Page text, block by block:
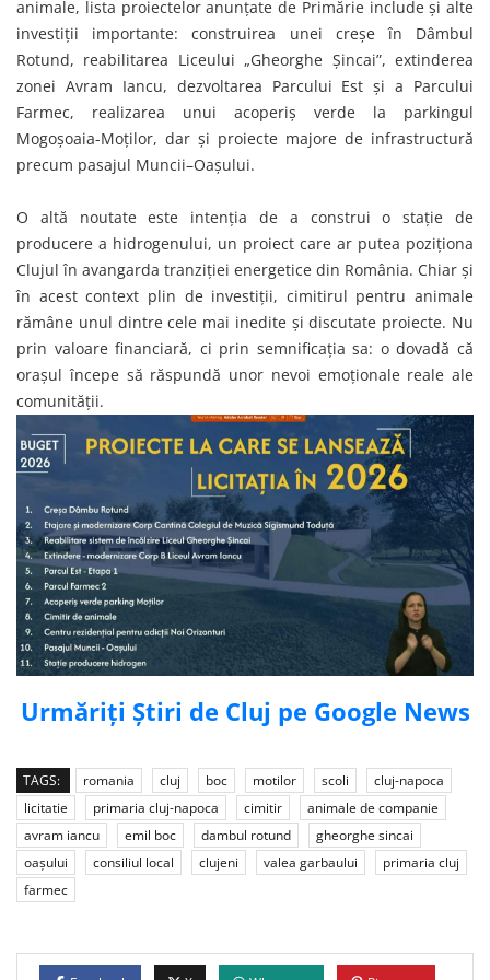
animale, lista proiectelor anunțate de Primărie include și alte
investiții importante: construirea unei creșe în Dâmbul
Rotund, reabilitarea Liceului „Gheorghe Șincai”, extinderea
zonei Avram Iancu, dezvoltarea Parcului Est și a Parcului
Farmec, realizarea unui acoperiș verde la parkingul
Mogoșoaia-Moților, dar și proiecte majore de infrastructură
precum pasajul Muncii–Oașului.
O altă noutate este intenția de a construi o stație de
producere a hidrogenului, un proiect care ar putea poziționa
Clujul în avangarda tranziției energetice din România. Chiar și
în acest context plin de investiții, cimitirul pentru animale
rămâne unul dintre cele mai inedite și discutate proiecte. Nu
prin valoare financiară, ci prin semnificația sa: o dovadă că
orașul începe să răspundă unor nevoi emoționale reale ale
comunității.
Urmăriți Știri de Cluj pe Google News
TAGS: romania cluj boc motilor scoli
cluj-napoca
licitatie
primaria cluj-napoca cimitir
animale de companie
avram iancu
emil boc dambul rotund
gheorghe sincai
oașului
consiliul local clujeni valea garbaului
primaria cluj
farmec